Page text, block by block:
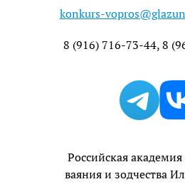
konkurs-
8 (916) 716-73-44, 8
Телеграм
Вк
Российская
ваяния и зодчества